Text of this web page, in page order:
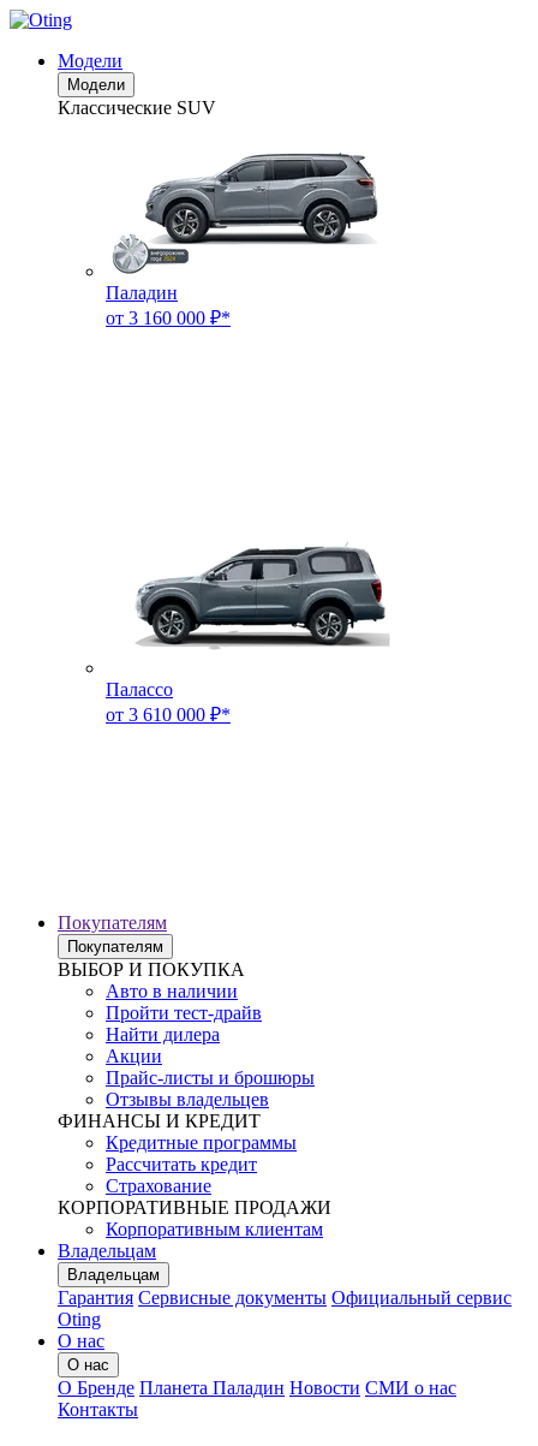
Модели
Модели
Классические SUV
Паладин
от 3 160 000 ₽*
Палассо
от 3 610 000 ₽*
Покупателям
Покупателям
ВЫБОР И ПОКУПКА
Авто в наличии
Пройти тест-драйв
Найти дилера
Акции
Прайс-листы и брошюры
Отзывы владельцев
ФИНАНСЫ И КРЕДИТ
Кредитные программы
Рассчитать кредит
Страхование
КОРПОРАТИВНЫЕ ПРОДАЖИ
Корпоративным клиентам
Владельцам
Владельцам
Гарантия Сервисные документы Официальный сервис
Oting
О нас
О нас
О Бренде Планета Паладин Новости СМИ о нас
Контакты